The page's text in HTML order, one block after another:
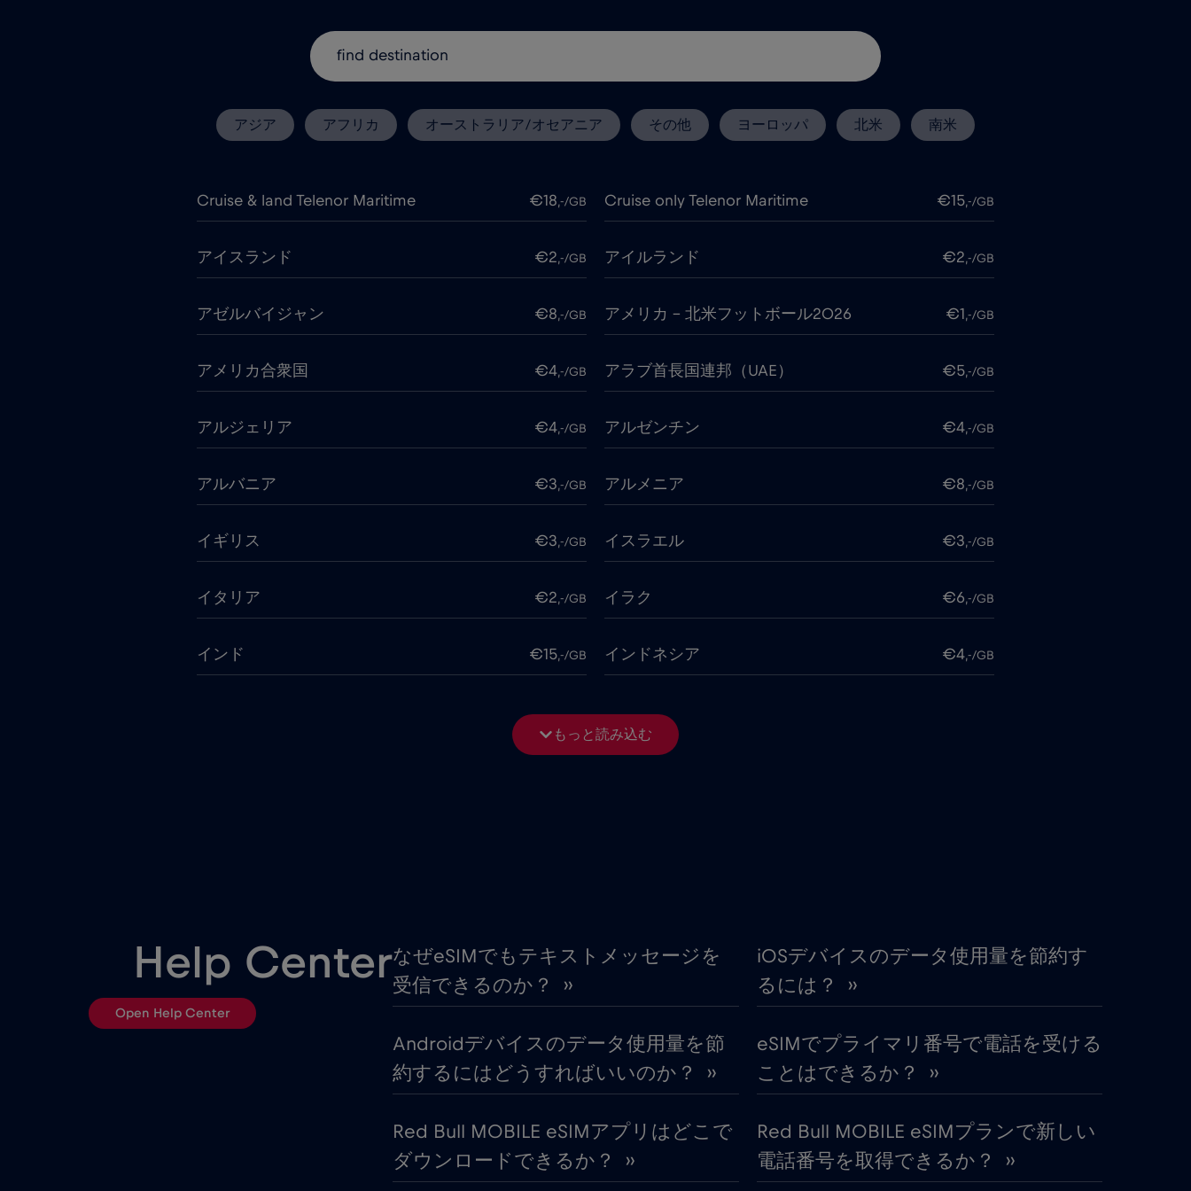
アジア アフリカ オーストラリア/オセアニア その他 ヨーロッパ 北米 南米
Cruise & land Telenor Maritime €18,-/GB Cruise only Telenor Maritime €15,-/GB
アイスランド €2,-/GB アイルランド €2,-/GB
アゼルバイジャン €8,-/GB アメリカ - 北米フットボール2026 €1 ,-/GB
アメリカ合衆国 €4,-/GB アラブ首長国連邦（UAE） €5,-/GB
アルジェリア €4,-/GB アルゼンチン €4,-/GB
アルバニア €3,-/GB アルメニア €8,-/GB
イギリス €3,-/GB イスラエル €3,-/GB
イタリア €2,-/GB イラク €6,-/GB
インド €15,-/GB インドネシア €4,-/GB
€4,-/GB ウクライナ
ガーナ €3
€4 ,-/GB カナダ - 北米フットボール2026 €1 ,-/GB
€2,-/GB グアテマラ €4,-/GB
もっと読み込む
Help Center
Open Help Center
なぜeSIMでもテキストメッセージを
受信できるのか？ ››
iOSデバイスのデータ使用量を節約す
るには？ ››
Androidデバイスのデータ使用量を節
約するにはどうすればいいのか？ ››
eSIMでプライマリ番号で電話を受ける
ことはできるか？ ››
Red Bull MOBILE eSIMアプリはどこで
ダウンロードできるか？ ››
Red Bull MOBILE eSIMプランで新しい
電話番号を取得できるか？ ››